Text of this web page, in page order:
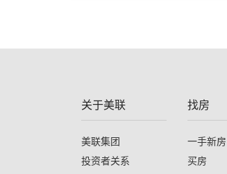
关于美联
美联集团
投资者关系
找房
一手新房
买房